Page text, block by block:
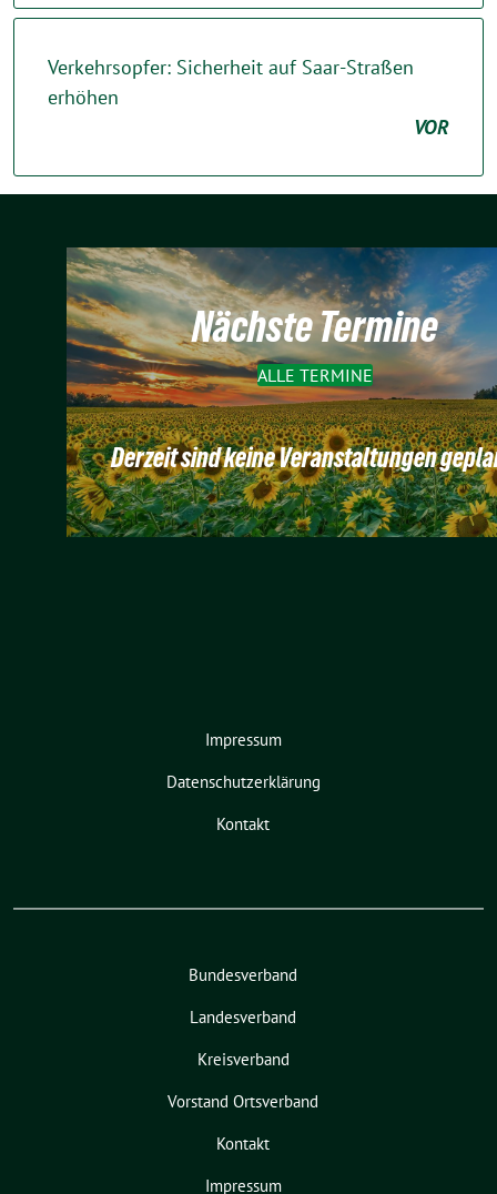
Verkehrsopfer: Sicherheit auf Saar-Straßen
erhöhen
VOR
Nächste Termine
ALLE TERMINE
Derzeit sind keine Veranstaltungen
Impressum
Datenschutzerklärung
Kontakt
Bundesverband
Landesverband
Kreisverband
Vorstand Ortsverband
Kontakt
Impressum